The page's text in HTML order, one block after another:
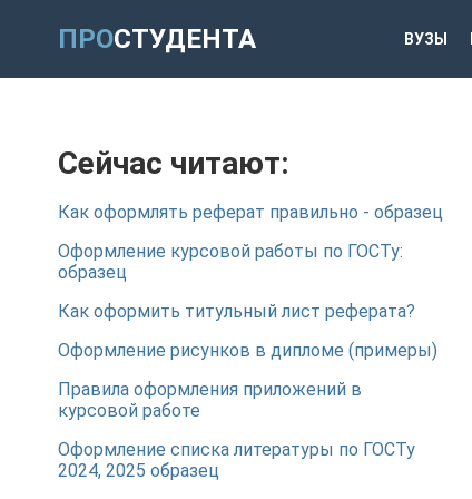
ПРОСТУДЕНТА ВУЗЫ
Сейчас читают:
Как оформлять реферат правильно - образец
Оформление курсовой работы по ГОСТу:
образец
Как оформить титульный лист реферата?
Оформление рисунков в дипломе (примеры)
Правила оформления приложений в
курсовой работе
Оформление списка литературы по ГОСТу
2024, 2025 образец